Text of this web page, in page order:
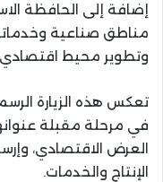
إضافة إلى الحافظة
مناطق صناعية
وتطوير محيط
تعكس هذه الزيارة
في مرحلة مقبلة
العرض الاقتصادي،
الإنتاج والخدمات.